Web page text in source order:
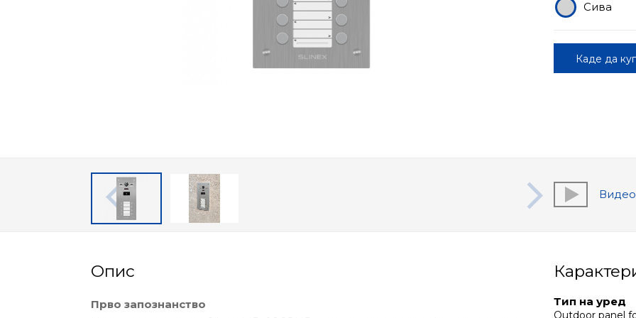
Сива
Каде да
Видео
Опис
Прво запознанство
Тип на уред
Outdoor panel